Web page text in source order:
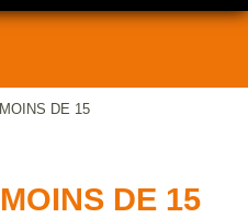
DE 15
DE 15